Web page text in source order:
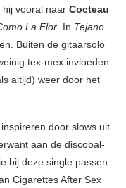
hij vooral naar Cocteau
La Flor. In Tejano
Buiten de gitaarsolo
tex-mex invloeden
altijd) weer door het
door slows uit
aan de discobal-
bij deze single passen.
Cigarettes After Sex